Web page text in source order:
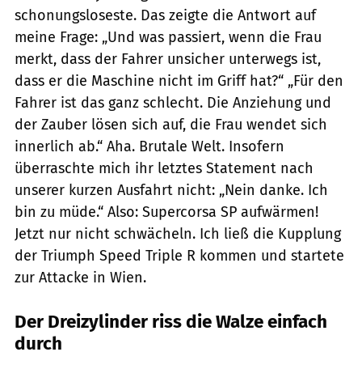
schonungsloseste. Das zeigte die Antwort auf
meine Frage: „Und was passiert, wenn die Frau
merkt, dass der Fahrer unsicher unterwegs ist,
dass er die Maschine nicht im Griff hat?“ „Für den
Fahrer ist das ganz schlecht. Die Anziehung und
der Zauber lösen sich auf, die Frau wendet sich
innerlich ab.“ Aha. Brutale Welt. Insofern
überraschte mich ihr letztes Statement nach
unserer kurzen Ausfahrt nicht: „Nein danke. Ich
bin zu müde.“ Also: Supercorsa SP aufwärmen!
Jetzt nur nicht schwächeln. Ich ließ die Kupplung
der Triumph Speed Triple R kommen und startete
zur Attacke in Wien.
Der Dreizylinder riss die Walze einfach
durch